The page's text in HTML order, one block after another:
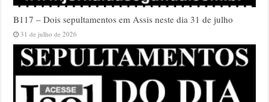
B117 – Dois sepultamentos em Assis neste dia 31 de julho
31 de julho de 2026